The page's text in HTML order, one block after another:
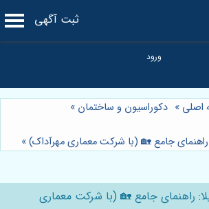
ثبت آگهی
اصلی » دکوراسیون و ساختمان »
راهنمای جامع 🏡 (با شرکت معماری مهرآداک)»
راهنمای جامع 🏡 (با شرکت معماری